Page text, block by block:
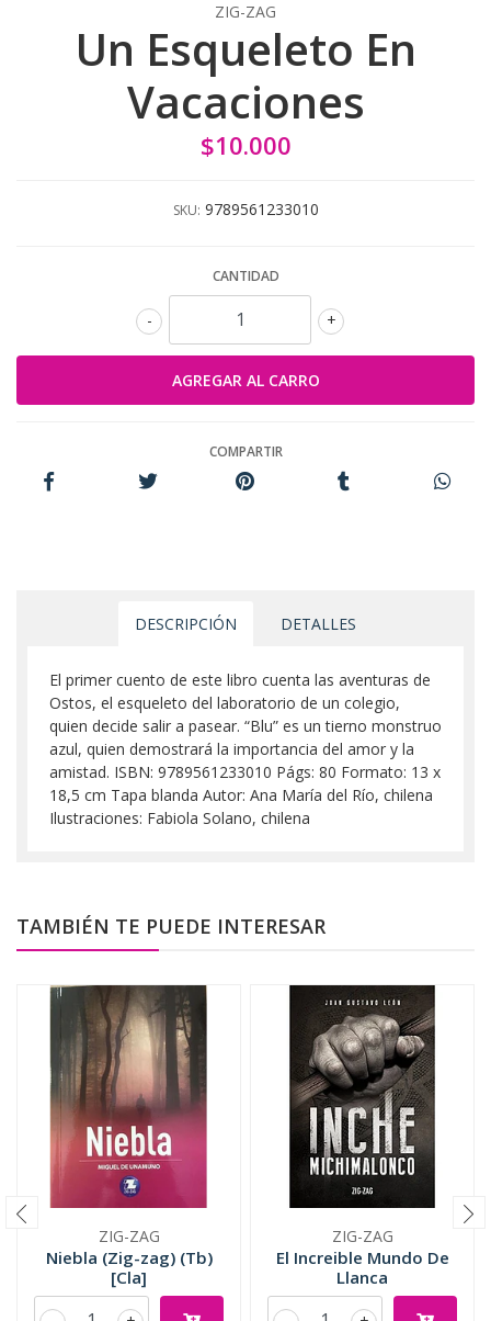
ZIG-ZAG
Un Esqueleto En
Vacaciones
$10.000
SKU: 9789561233010
CANTIDAD
+
-
COMPARTIR
DESCRIPCIÓN DETALLES
El primer cuento de este libro cuenta las aventuras de
Ostos, el esqueleto del laboratorio de un colegio,
quien decide salir a pasear. “Blu” es un tierno monstruo
azul, quien demostrará la importancia del amor y la
amistad. ISBN: 9789561233010 Págs: 80 Formato: 13 x
18,5 cm Tapa blanda Autor: Ana María del Río, chilena
Ilustraciones: Fabiola Solano, chilena
TAMBIÉN TE PUEDE INTERESAR
ZIG-ZAG
Niebla (Zig-zag) (Tb)
[Cla]
ZIG-ZAG
El Increible Mundo De
Llanca